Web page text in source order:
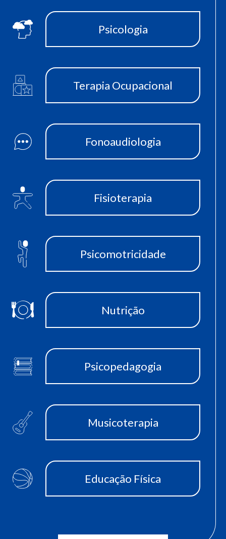
Psicologia
Terapia Ocupacional
Fonoaudiologia
Fisioterapia
Psicomotricidade
Nutrição
Psicopedagogia
Musicoterapia
Educação Física